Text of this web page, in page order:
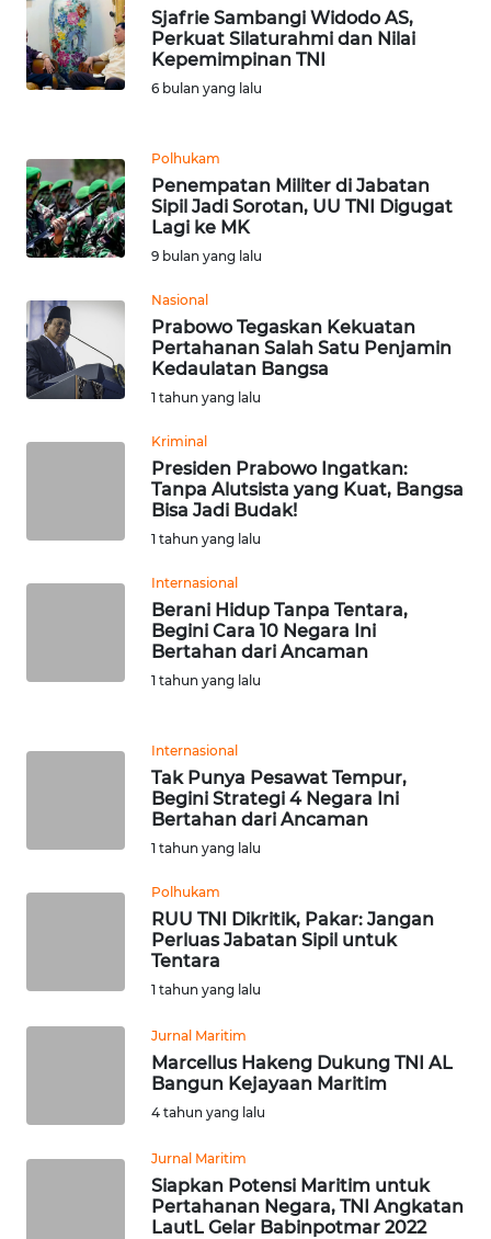
Sjafrie Sambangi Widodo AS,
Perkuat Silaturahmi dan Nilai
Kepemimpinan TNI
6 bulan yang lalu
Polhukam
Penempatan Militer di Jabatan
Sipil Jadi Sorotan, UU TNI Digugat
Lagi ke MK
9 bulan yang lalu
Nasional
Prabowo Tegaskan Kekuatan
Pertahanan Salah Satu Penjamin
Kedaulatan Bangsa
1 tahun yang lalu
Kriminal
Presiden Prabowo Ingatkan:
Tanpa Alutsista yang Kuat, Bangsa
Bisa Jadi Budak!
1 tahun yang lalu
Internasional
Berani Hidup Tanpa Tentara,
Begini Cara 10 Negara Ini
Bertahan dari Ancaman
1 tahun yang lalu
Internasional
Tak Punya Pesawat Tempur,
Begini Strategi 4 Negara Ini
Bertahan dari Ancaman
1 tahun yang lalu
Polhukam
RUU TNI Dikritik, Pakar: Jangan
Perluas Jabatan Sipil untuk
Tentara
1 tahun yang lalu
Jurnal Maritim
Marcellus Hakeng Dukung TNI AL
Bangun Kejayaan Maritim
4 tahun yang lalu
Jurnal Maritim
Siapkan Potensi Maritim untuk
Pertahanan Negara, TNI Angkatan
LautL Gelar Babinpotmar 2022
OPINI
EDITORIAL
INDEKS
BERITA
INFO
IKLAN
JAKARTA
WN